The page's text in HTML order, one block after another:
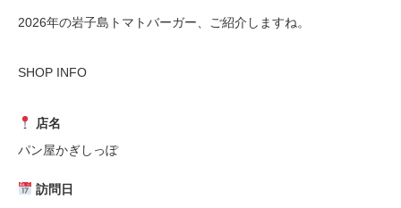
2026年の岩子島トマトバーガー、ご紹介しますね。
SHOP INFO
店名
パン屋かぎしっぽ
訪問日